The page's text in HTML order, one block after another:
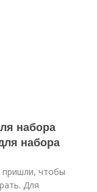
набора
набора
пришли, чтобы
Для